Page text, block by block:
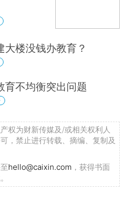
楼没钱办教育？
育不均衡突出问题
权为财新传媒及/或相关权利人
，禁止进行转载、摘编、复制及
hello@caixin.com ，获得书面